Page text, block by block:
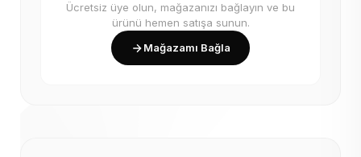
Ücretsiz üye olun, mağazanızı bağlayın ve bu
ürünü hemen satışa sunun.
Mağazamı Bağla